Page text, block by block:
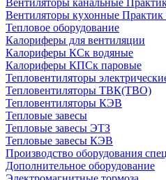
Вентиляторы канальные
Вентиляторы кухонные
Тепловое оборудование
Калориферы для вентиляции
Калориферы КСк водяные
Калориферы КПСк паровые
Тепловентиляторы
Тепловентиляторы ТВК(ТВО)
Тепловентиляторы КЭВ
Тепловые завесы
Тепловые завесы ЭТЗ
Тепловые завесы КЭВ
Производство оборудования
Дополнительное оборудование